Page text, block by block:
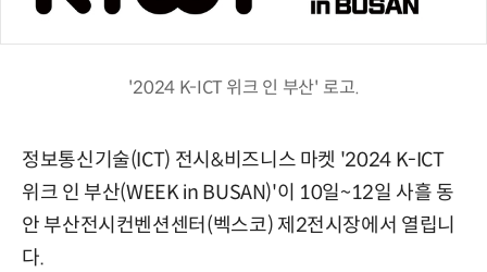
'2024 K-ICT 위크 인 부산' 로고.
정보통신기술(ICT) 전시&비즈니스 마켓 '2024 K-ICT
위크 인 부산(WEEK in BUSAN)'이 10일~12일 사흘 동
안 부산전시컨벤션센터(벡스코) 제2전시장에서 열립니
다.